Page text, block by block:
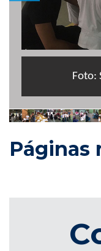
Foto:
Páginas